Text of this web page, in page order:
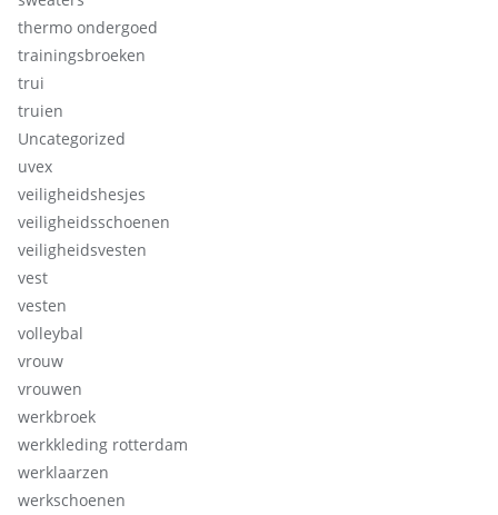
thermo ondergoed
trainingsbroeken
trui
truien
Uncategorized
uvex
veiligheidshesjes
veiligheidsschoenen
veiligheidsvesten
vest
vesten
volleybal
vrouw
vrouwen
werkbroek
werkkleding rotterdam
werklaarzen
werkschoenen